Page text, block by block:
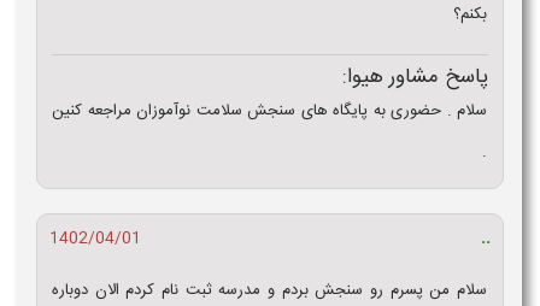
بکنم؟
پاسخ مشاور هیوا:
سلام . حضوری به پایگاه های سنجش سلامت نوآموزان مراجعه کنین
.
..
1402/04/01
سلام من پسرم رو سنجش بردم و مدرسه ثبت نام کردم الان دوباره